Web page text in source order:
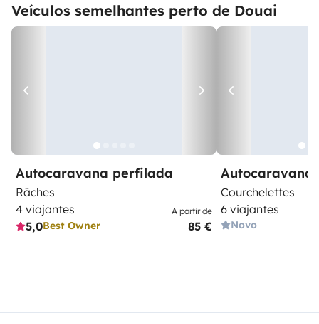
Veículos semelhantes perto de Douai
Autocaravana perfilada
Râches
4 viajantes
5,0Best Owner
A partir de
85 €
Autocaravana
Courchelettes
6 viajantes
Novo